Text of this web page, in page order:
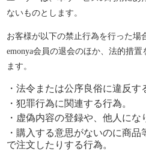
ないものとします。
お客様が以下の禁止行為を行った場
emonya会員の退会のほか、法的措置
ます。
・法令または公序良俗に違反す
・犯罪行為に関連する行為。
・虚偽内容の登録や、他人にな
・購入する意思がないのに商
で注文したりする行為。